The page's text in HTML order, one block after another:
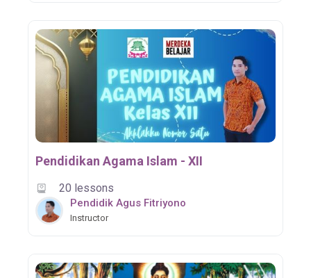
Pendidikan Agama Islam - XII
20 lessons
Pendidik Agus Fitriyono
Instructor